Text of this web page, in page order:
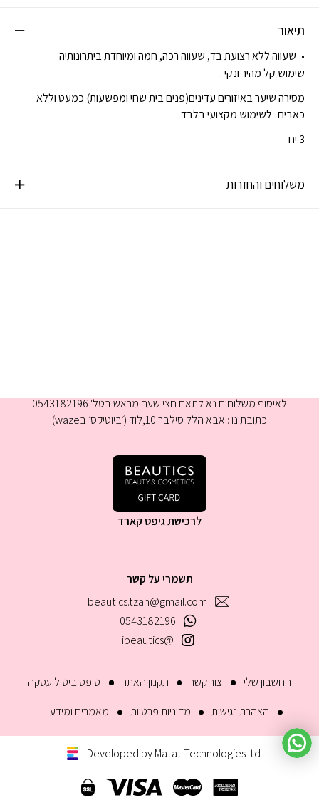
תיאור
שעווה ללא רצועת בד, שעווה רכה, חמה ומיוחדת ביתרונותיה
שימוש קל מהיר ונקי .
מסירה שיער באיזורים עדינים(פנים בית שחי ומפשעות) כמעט וללא
כאבים- לשימוש מקצועי בלבד
3 יח
משלוחים והחזרות
החשבון שלי צור קשר תקנון האתר
טופס ביטול עסקה
הצהרת נגישות
מדיניות פרטיות מאמרים ומידע
תשמרי על קשר
beautics.tzah@gmail.com
0543182196
@ibeautics
לאיסוף משלוחים נא לתאם חצי שעה מראש בטל' 0543182196
כתובתינו : אבא הלל סילבר 10,לוד (׳ביוטיקס׳ בwaze)
לרכישת גיפט קארד
Developed by Matat Technologies ltd